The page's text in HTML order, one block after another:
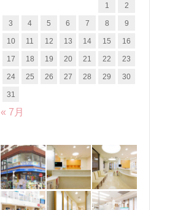
1 2
3 4 5 6 7 8 9
10 11 12 13 14 15 16
17 18 19 20 21 22 23
24 25 26 27 28 29 30
31
« 7月